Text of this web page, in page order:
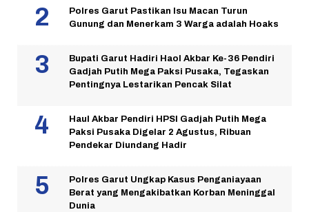
Polres Garut Pastikan Isu Macan Turun
Gunung dan Menerkam 3 Warga adalah Hoaks
Bupati Garut Hadiri Haol Akbar Ke-36 Pendiri
Gadjah Putih Mega Paksi Pusaka, Tegaskan
Pentingnya Lestarikan Pencak Silat
Haul Akbar Pendiri HPSI Gadjah Putih Mega
Paksi Pusaka Digelar 2 Agustus, Ribuan
Pendekar Diundang Hadir
Polres Garut Ungkap Kasus Penganiayaan
Berat yang Mengakibatkan Korban Meninggal
Dunia